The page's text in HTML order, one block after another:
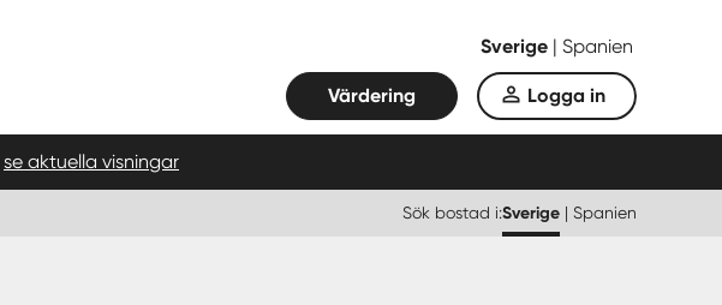
Sverige | Spanien
Värdering Logga in
se aktuella visningar
Sök bostad i:Sverige | Spanien